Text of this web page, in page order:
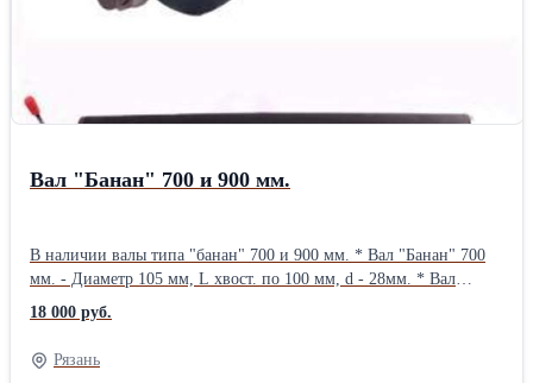
Вал "Банан" 700 и 900 мм.
В наличии валы типа "банан" 700 и 900 мм. * Вал "Банан" 700
мм. - Диаметр 105 мм, L хвост. по 100 мм, d - 28мм. * Вал
"Банан" 900 мм. - Диаметр 105 мм, L хвостиков 130 и 80 мм.
(20000 руб)Длина: 100 см Ширина: 11 см Высота: 11 см Вес: 15
кг
18 000 руб.
Рязань